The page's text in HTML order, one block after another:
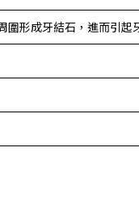
圍形成牙結石，進而引起